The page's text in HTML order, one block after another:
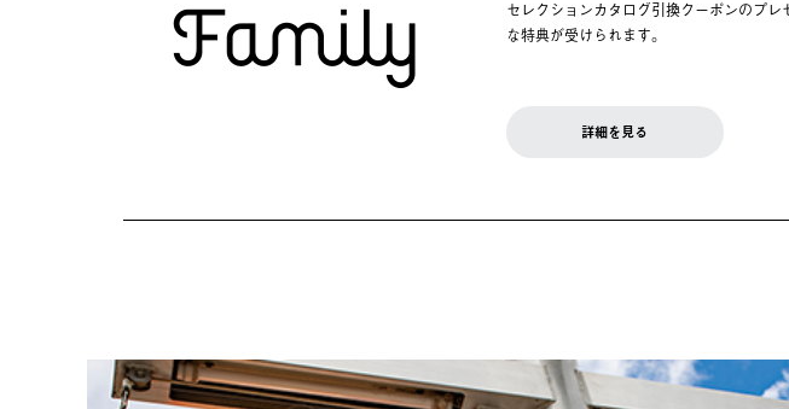
セレクションカタログ引換クーポンのプ
な特典が受けられます。
詳細を見る